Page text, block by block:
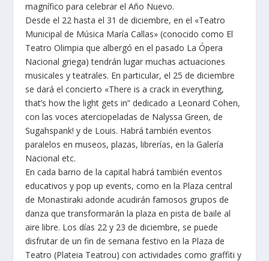
magnífico para celebrar elAño Nuevo.
Desde el 22 hasta el 31 de diciembre, en el «Teatro
Municipal de Música María Callas» (conocido como El
Teatro Olimpia que albergó en el pasado La Ópera
Nacional griega) tendrán lugar muchas actuaciones
musicales y teatrales. En particular, el 25 de diciembre
se dará el concierto «There is a crack in everything,
that’s how the light gets in” dedicado a Leonard Cohen,
con las voces aterciopeladas de Nalyssa Green, de
Sugahspank! y de Louis. Habrá también eventos
paralelos en museos, plazas, librerías, en la Galería
Nacional etc.
En cada barrio de la capital habrá también eventos
educativos y pop up events, como en la Plaza central
de Monastiraki adonde acudirán famosos grupos de
danza que transformarán la plaza en pista de baile al
aire libre. Los días 22 y 23 de diciembre, se puede
disfrutar de un fin de semana festivo en la Plaza de
Teatro (Plateia Teatrou) con actividades como graffiti y